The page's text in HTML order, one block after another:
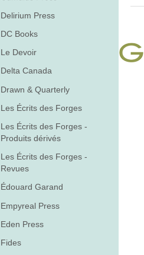
Delirium Press
DC Books
Le Devoir
Delta Canada
Drawn & Quarterly
Les Écrits des Forges
Les Écrits des Forges -
Produits dérivés
Les Écrits des Forges -
Revues
Édouard Garand
Empyreal Press
Eden Press
Fides